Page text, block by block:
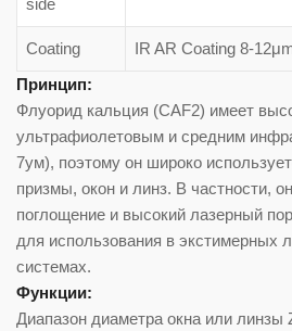
side
Coating
IR AR Coating 8-
Принцип:
Флуорид кальция (CAF2) имеет
ультрафиолетовым и средним
7ум), поэтому он широко
призмы, окон и линз. В частности,
поглощение и высокий лазерный
для использования в экстимерных
системах.
Функции:
Диапазон диаметра окна или линзы